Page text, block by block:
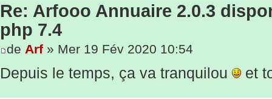
Re: Arfooo Annuaire 2.0.3
php 7.4
de Arf » Mer 19 Fév 2020 10:54
Depuis le temps, ça va tranquilou et